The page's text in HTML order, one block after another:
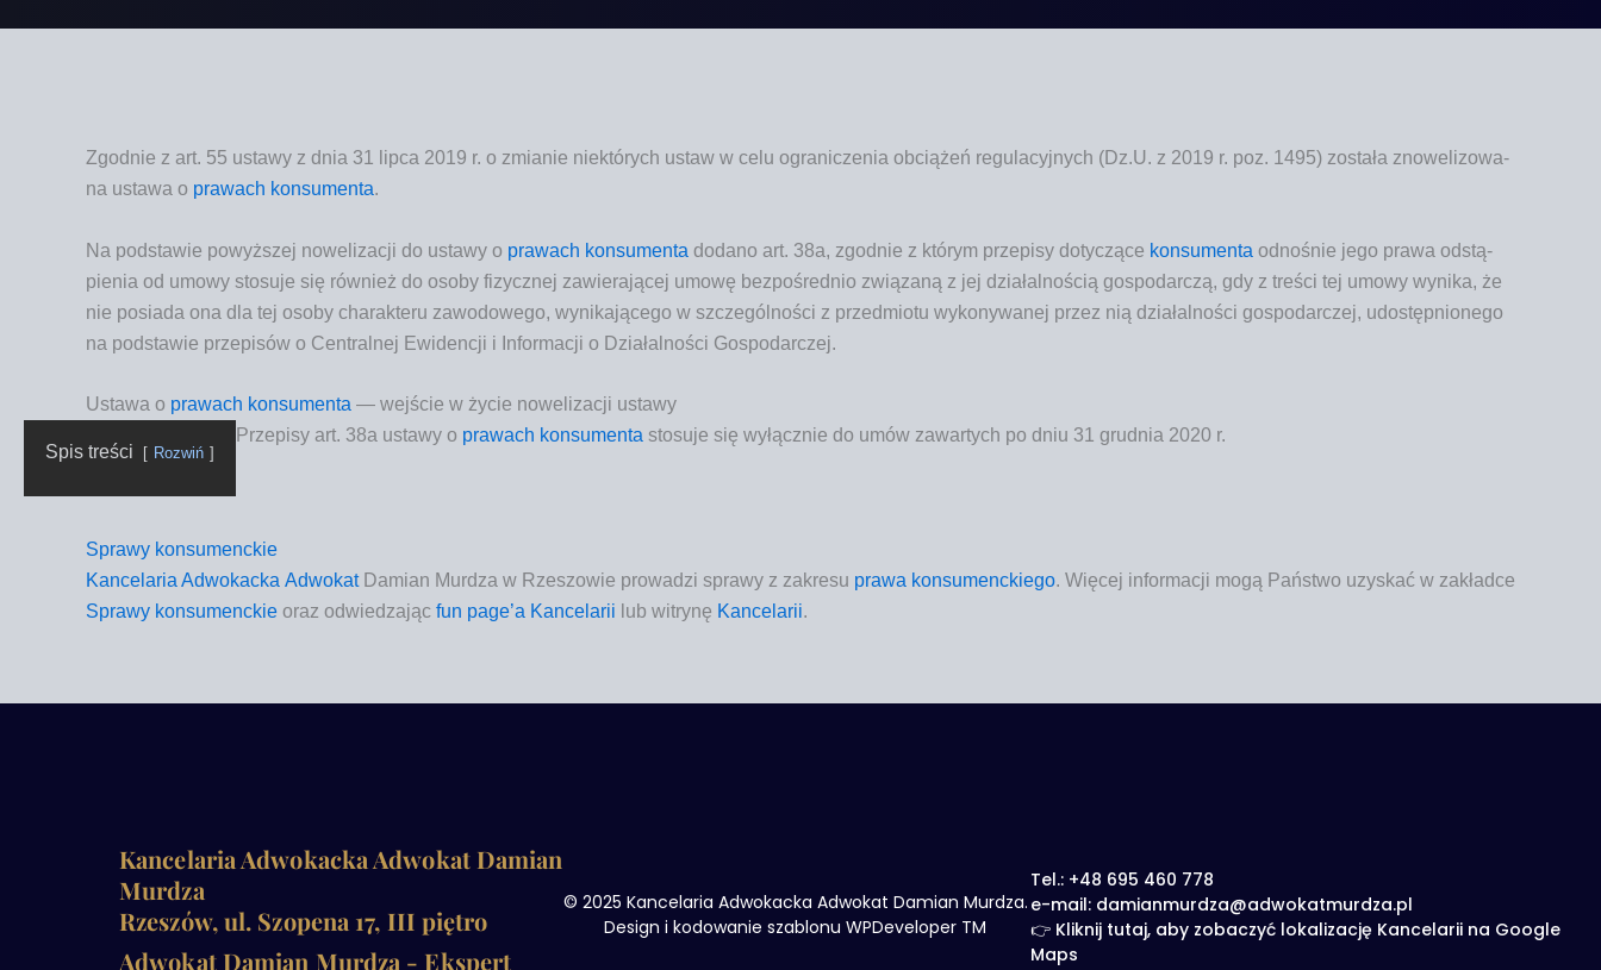
Zgod­nie z art. 55 usta­wy z dnia 31 lip­ca 2019 r. o zmia­nie nie­któ­rych ustaw w celu ogra­ni­cze­nia obcią­żeń regu­la­cyj­nych (Dz.U. z 2019 r. poz. 1495) zosta­ła zno­we­li­zo­wa­
na usta­wa o pra­wach kon­su­men­ta.
Na pod­sta­wie powyż­szej nowe­li­za­cji do usta­wy o pra­wach kon­su­men­ta doda­no art. 38a, zgod­nie z któ­rym prze­pi­sy doty­czą­ce kon­su­men­ta odno­śnie jego pra­wa odstą­
pie­nia od umo­wy sto­su­je się rów­nież do oso­by fizycz­nej zawie­ra­ją­cej umo­wę bez­po­śred­nio zwią­za­ną z jej dzia­łal­no­ścią gospo­dar­czą, gdy z tre­ści tej umo­wy wyni­ka, że
nie posia­da ona dla tej oso­by cha­rak­te­ru zawo­do­we­go, wyni­ka­ją­ce­go w szcze­gól­no­ści z przed­mio­tu wyko­ny­wa­nej przez nią dzia­łal­no­ści gospo­dar­czej, udo­stęp­nio­ne­go
na pod­sta­wie prze­pi­sów o Cen­tral­nej Ewi­den­cji i Infor­ma­cji o Dzia­łal­no­ści Gospodarczej.
Ustawa o prawach konsumenta — wejście w życie nowelizacji ustawy
Spis tre­ści Roz­wiń
Prze­pi­sy art. 38a usta­wy o pra­wach kon­su­men­ta sto­su­je się wyłącz­nie do umów zawar­tych po dniu 31 grud­nia 2020 r.
Sprawy konsumenckie
Kan­ce­la­ria Adwo­kac­ka Adwo­kat Damian Mur­dza w Rze­szo­wie pro­wa­dzi spra­wy z zakre­su pra­wa kon­su­menc­kie­go. Wię­cej infor­ma­cji mogą Pań­stwo uzy­skać w zakład­ce
Spra­wy kon­su­menc­kie oraz odwie­dza­jąc fun page­’a Kan­ce­la­rii lub witry­nę Kan­ce­la­rii.
Kancelaria Adwokacka Adwokat Damian
Murdza
Rzeszów, ul. Szopena 17, III piętro
Adwokat Damian Murdza - Ekspert
© 2025 Kancelaria Adwokacka Adwokat Damian Murdza.
Design i kodowanie szablonu WPDeveloper TM
Tel.: +48 695 460 778
e-mail: damianmurdza@adwokatmurdza.pl
👉 Kliknij tutaj, aby zobaczyć lokalizację Kancelarii na Google
Maps